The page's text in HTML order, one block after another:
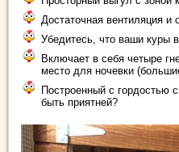
Достаточная вентиляция и
Убедитесь, что ваши куры
Включает в себя четыре
место для ночевки
Построенный с гордостью
быть приятней?